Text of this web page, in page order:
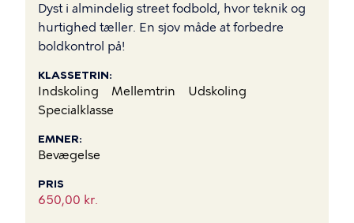
Dyst i almindelig street fodbold, hvor teknik og
hurtighed tæller. En sjov måde at forbedre
boldkontrol på!
KLASSETRIN
Indskoling Mellemtrin
Udskoling
Specialklasse
EMNER
Bevægelse
PRIS
650,00 kr.